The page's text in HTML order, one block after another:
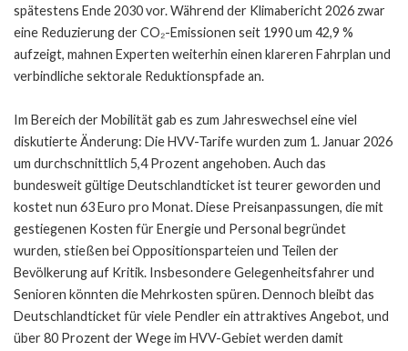
spätestens Ende 2030 vor. Während der Klimabericht 2026 zwar
eine Reduzierung der CO₂-Emissionen seit 1990 um 42,9 %
aufzeigt, mahnen Experten weiterhin einen klareren Fahrplan und
verbindliche sektorale Reduktionspfade an.
Im Bereich der Mobilität gab es zum Jahreswechsel eine viel
diskutierte Änderung: Die HVV-Tarife wurden zum 1. Januar 2026
um durchschnittlich 5,4 Prozent angehoben. Auch das
bundesweit gültige Deutschlandticket ist teurer geworden und
kostet nun 63 Euro pro Monat. Diese Preisanpassungen, die mit
gestiegenen Kosten für Energie und Personal begründet
wurden, stießen bei Oppositionsparteien und Teilen der
Bevölkerung auf Kritik. Insbesondere Gelegenheitsfahrer und
Senioren könnten die Mehrkosten spüren. Dennoch bleibt das
Deutschlandticket für viele Pendler ein attraktives Angebot, und
über 80 Prozent der Wege im HVV-Gebiet werden damit